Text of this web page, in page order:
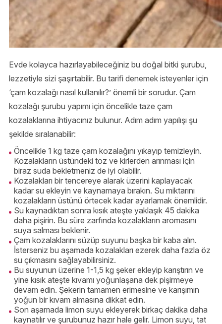
Evde kolayca hazırlayabileceğiniz bu doğal bitki şurubu,
lezzetiyle sizi şaşırtabilir. Bu tarifi denemek isteyenler için
‘çam kozalağı nasıl kullanılır?’ önemli bir sorudur. Çam
kozalağı şurubu yapımı için öncelikle taze çam
kozalaklarına ihtiyacınız bulunur. Adım adım yapılışı şu
şekilde sıralanabilir:
Öncelikle 1 kg taze çam kozalağını yıkayıp temizleyin.
Kozalakların üstündeki toz ve kirlerden arınması için
biraz suda bekletmeniz de iyi olabilir.
Kozalakları bir tencereye alarak üzerini kaplayacak
kadar su ekleyin ve kaynamaya bırakın. Su miktarını
kozalakların üstünü örtecek kadar ayarlamak önemlidir.
Su kaynadıktan sonra kısık ateşte yaklaşık 45 dakika
daha pişirin. Bu süre zarfında kozalakların aromasını
suya salması beklenir.
Çam kozalaklarını süzüp suyunu başka bir kaba alın.
İsterseniz bu aşamada kozalakları ezerek daha fazla öz
su çıkmasını sağlayabilirsiniz.
Bu suyunun üzerine 1-1,5 kg şeker ekleyip karıştırın ve
yine kısık ateşte kıvamı yoğunlaşana dek pişirmeye
devam edin. Şekerin tamamen erimesine ve karışımın
yoğun bir kıvam almasına dikkat edin.
Son aşamada limon suyu ekleyerek birkaç dakika daha
kaynatılır ve şurubunuz hazır hale gelir. Limon suyu, tat